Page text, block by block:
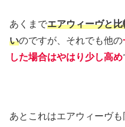
あくまでエアウィーヴと
いのですが、それでも他の
した場合はやはり少し高め
あとこれはエアウィーヴ